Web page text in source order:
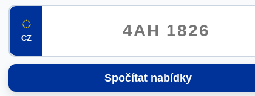
CZ
Spočítat nabídky